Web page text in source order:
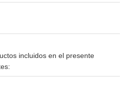
incluidos en el presente